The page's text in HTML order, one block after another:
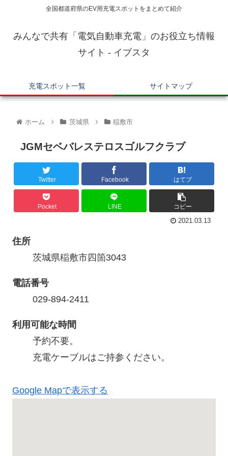
全国都道府県のEV用充電スポットをまとめて紹介
みんなで共有「電気自動車充電」のお役立ち情報
サイト - イブスタ
充電スポット一覧 サイトマップ
ホーム 茨城県 稲敷市
JGMセベバレステロスゴルフクラブ
Twitter Facebook はてブ
Pocket LINE コピー
2021.03.13
住所
茨城県稲敷市四箇3043
電話番号
029-894-2411
利用可能な時間
予約不要。
充電ケーブルはご持参ください。
Google Mapで表示する